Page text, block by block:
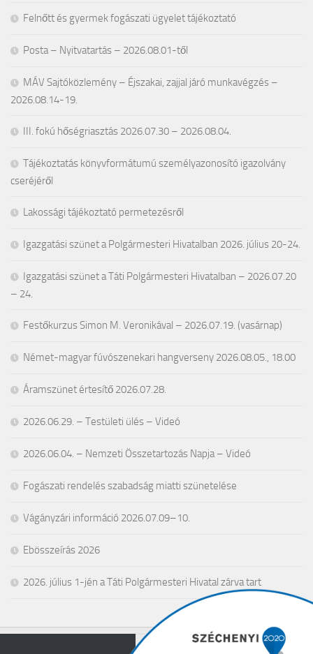
Felnőtt és gyermek fogászati ügyelet tájékoztató
Posta – Nyitvatartás – 2026.08.01-től
MÁV Sajtóközlemény – Éjszakai, zajjal járó munkavégzés –
2026.08.14-19.
III. fokú hőségriasztás 2026.07.30 – 2026.08.04.
Tájékoztatás könyvformátumú személyazonosító igazolvány
cseréjéről
Lakossági tájékoztató permetezésről
Igazgatási szünet a Polgármesteri Hivatalban 2026. július 20-24.
Igazgatási szünet a Táti Polgármesteri Hivatalban – 2026.07.20
– 24.
Festőkurzus Simon M. Veronikával – 2026.07.19. (vasárnap)
Német-magyar fúvószenekari hangverseny 2026.08.05., 18.00
Áramszünet értesítő 2026.07.28.
2026.06.29. – Testületi ülés – Videó
2026.06.04. – Nemzeti Összetartozás Napja – Videó
Fogászati rendelés szabadság miatti szünetelése
Vágányzári információ 2026.07.09–10.
Ebösszeírás 2026
2026. július 1-jén a Táti Polgármesteri Hivatal zárva tart